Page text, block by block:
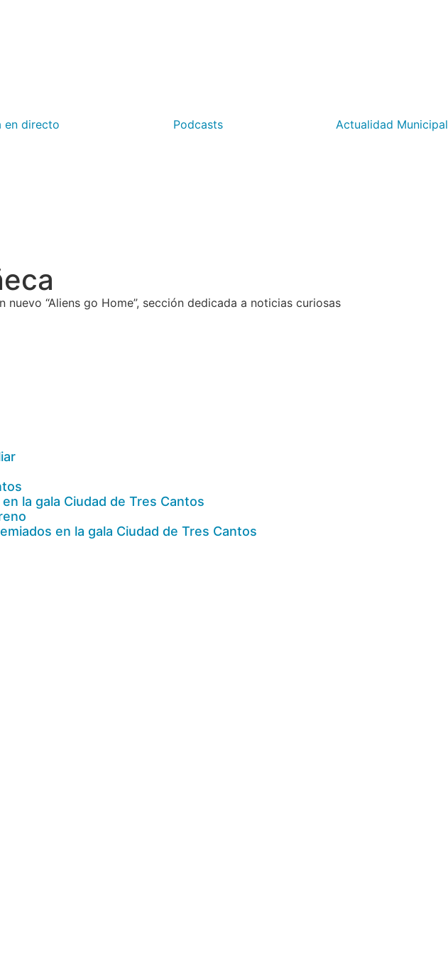
en directo Podcasts Actualidad Municipal
“Aliens go Home”, sección dedicada a noticias curiosas
la gala Ciudad de Tres Cantos
en la gala Ciudad de Tres Cantos